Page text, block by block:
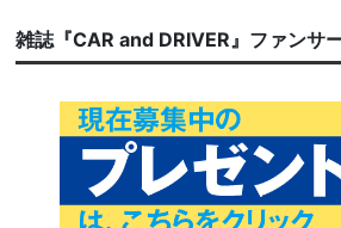
雑誌『CAR and DRIVER』ファンサ